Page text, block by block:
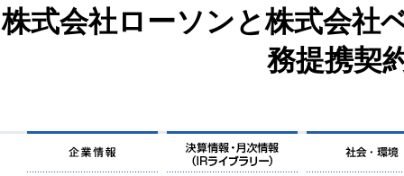
株式会社ローソンと株式会社
務提携契